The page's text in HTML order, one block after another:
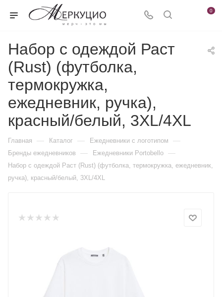
0
Набор с одеждой Раст
(Rust) (футболка,
термокружка,
ежедневник, ручка),
красный/белый, 3XL/4XL
Главная — Каталог — Ежедневники c логотипом —
Бренды ежедневников — Ежедневники Portobello —
Набор с одеждой Раст (Rust) (футболка, термокружка, ежедневник,
ручка), красный/белый, 3XL/4XL